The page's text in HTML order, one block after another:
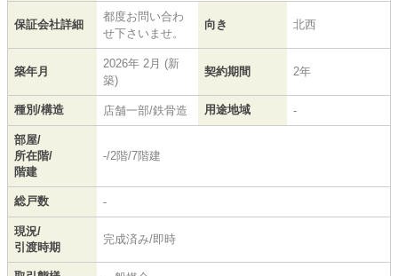
保証会社詳細
都度お問い合わ
せ下さいませ。
向き 北西
築年月
2026年 2月 (新
築)
契約期間 2年
種別/構造 店舗一部/鉄骨造 用途地域 -
部屋/
所在階/
階建
-/2階/7階建
総戸数 -
現況/
引渡時期
完成済み/即時